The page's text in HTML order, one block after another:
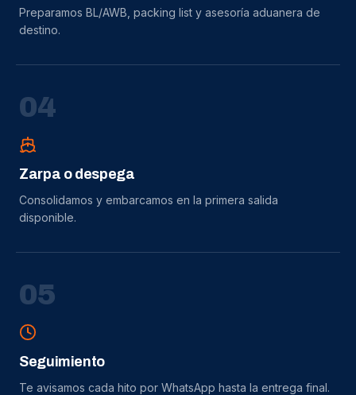
Preparamos BL/AWB, packing list y asesoría aduanera de
destino.
04
Zarpa o despega
Consolidamos y embarcamos en la primera salida
disponible.
05
Seguimiento
Te avisamos cada hito por WhatsApp hasta la entrega final.